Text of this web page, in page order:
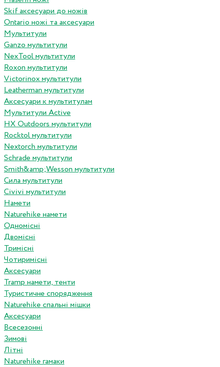
Skif аксесуари до ножів
Ontario ножі та аксесуари
Мультитули
Ganzo мультитули
NexTool мультитули
Roxon мультитули
Victorinox мультитули
Leatherman мультитули
Аксесуари к мультитулам
Мультитули Active
HX Outdoors мультитули
Rocktol мультитули
Nextorch мультитули
Schrade мультитули
Smith&amp;Wesson мультитули
Сила мультитули
Civivi мультитули
Намети
Naturehike намети
Одномісні
Двомісні
Тримісні
Чотиримісні
Аксесуари
Tramp намети, тенти
Туристичне спорядження
Naturehike спальні мішки
Аксесуари
Всесезонні
Зимові
Літні
Naturehike гамаки